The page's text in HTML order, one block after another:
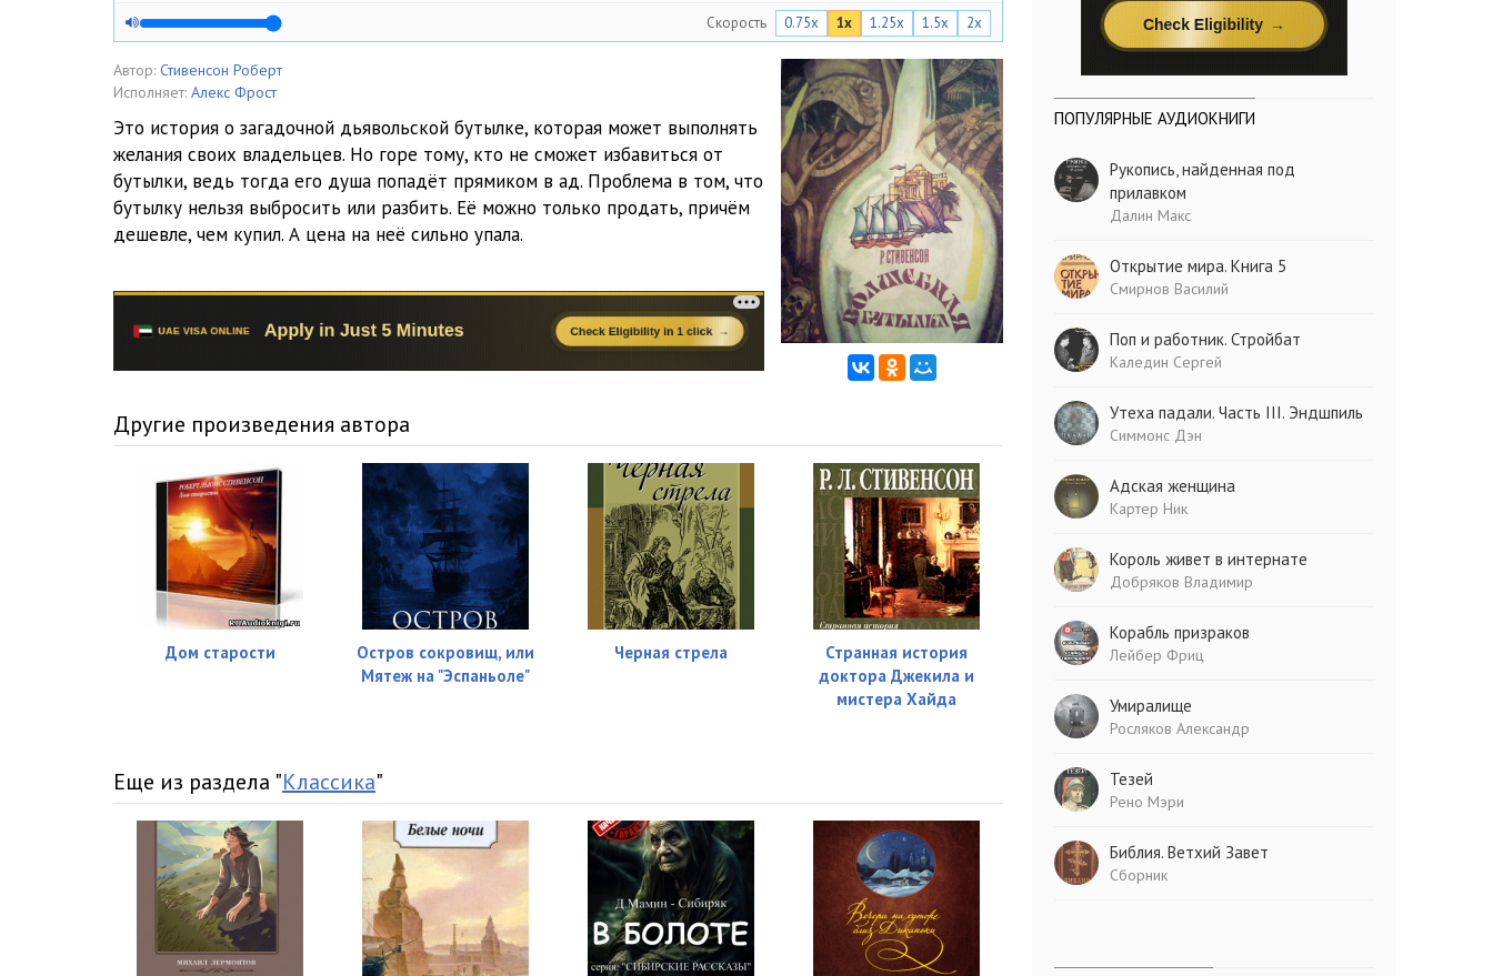
Скорость 0.75x 1x 1.25x 1.5x 2x
Автор: Стивенсон Роберт
Исполняет: Алекс Фрост
Это история о загадочной дьявольской бутылке, которая может выполнять
желания своих владельцев. Но горе тому, кто не сможет избавиться от
бутылки, ведь тогда его душа попадёт прямиком в ад. Проблема в том, что
бутылку нельзя выбросить или разбить. Её можно только продать, причём
дешевле, чем купил. А цена на неё сильно упала.
Другие произведения автора
Дом старости
Остров сокровищ, или
Мятеж на "Эспаньоле"
Черная стрела
Странная история
доктора Джекила и
мистера Хайда
Еще из раздела "Классика"
ПОПУЛЯРНЫЕ АУДИОКНИГИ
Рукопись, найденная под
прилавком
Далин Макс
Открытие мира. Книга 5
Смирнов Василий
Поп и работник. Стройбат
Каледин Сергей
Утеха падали. Часть III. Эндшпиль
Симмонс Дэн
Адская женщина
Картер Ник
Король живет в интернате
Добряков Владимир
Корабль призраков
Лейбер Фриц
Умиралище
Росляков Александр
Тезей
Рено Мэри
Библия. Ветхий Завет
Сборник